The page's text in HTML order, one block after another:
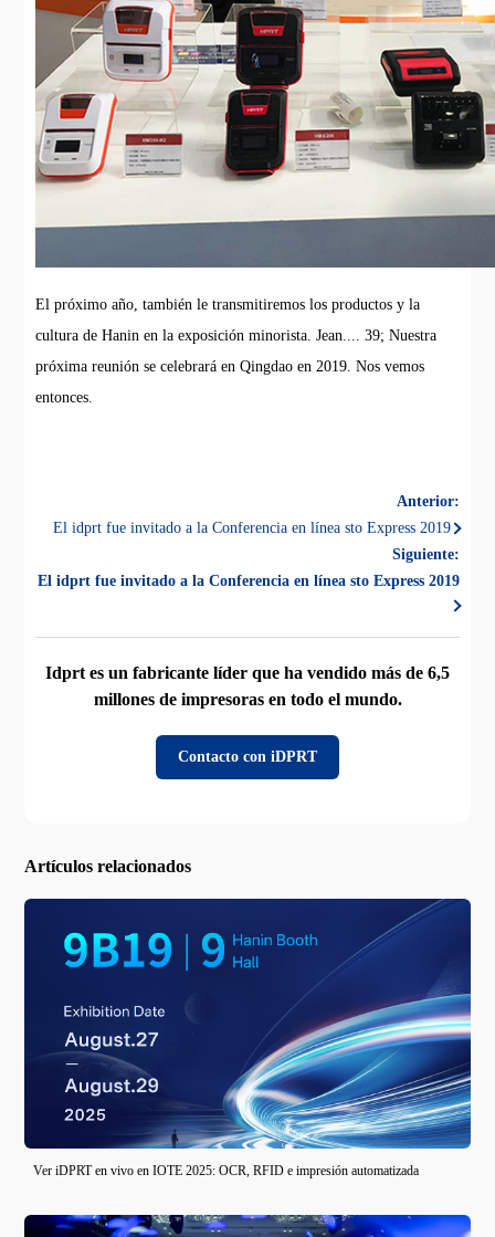
El próximo año, también le transmitiremos los productos y la
cultura de Hanin en la exposición minorista. Jean.... 39; Nuestra
próxima reunión se celebrará en Qingdao en 2019. Nos vemos
entonces.
Anterior:
El idprt fue invitado a la Conferencia en línea sto Express 2019
Siguiente:
El idprt fue invitado a la Conferencia en línea sto Express 2019
Idprt es un fabricante líder que ha vendido más de 6,5
millones de impresoras en todo el mundo.
Contacto con iDPRT
Artículos relacionados
Ver iDPRT en vivo en IOTE 2025: OCR, RFID e impresión automatizada